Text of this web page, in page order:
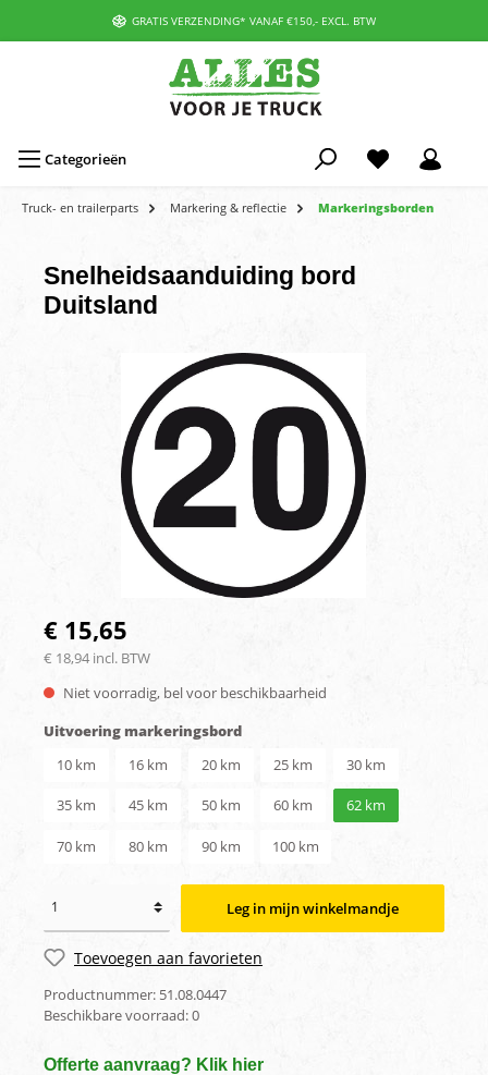
GRATIS VERZENDING* VANAF €150,- EXCL. BTW
Categorieën
Truck- en trailerparts Markering & reflectie Markeringsborden
Snelheidsaanduiding bord
Duitsland
€ 15,65
€ 18,94 incl. BTW
Niet voorradig, bel voor beschikbaarheid
Uitvoering markeringsbord
10 km
16 km 20 km 25 km 30 km
35 km 45 km 50 km 60 km 62 km
70 km 80 km 90 km 100 km
Leg in mijn winkelmandje
Toevoegen aan favorieten
Productnummer: 51.08.0447
Beschikbare voorraad:0
Offerte aanvraag? Klik hier